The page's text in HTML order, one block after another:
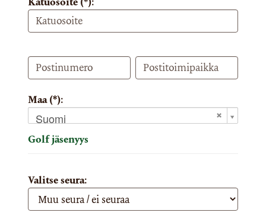
Maa (*):
Suomi
Golf jäsenyys
Valitse seura: